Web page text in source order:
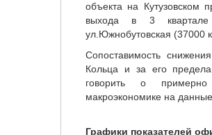
объекта на Кутузовском
выхода в 3
ул.Южнобутовская (37000
Сопоставимость
Кольца и за его
говорить о
макроэкономике на
Графики показателей